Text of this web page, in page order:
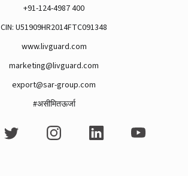
+91-124-4987 400
CIN: U51909HR2014FTC091348
www.livguard.com
marketing@livguard.com
export@sar-group.com
#असीमितऊर्जा